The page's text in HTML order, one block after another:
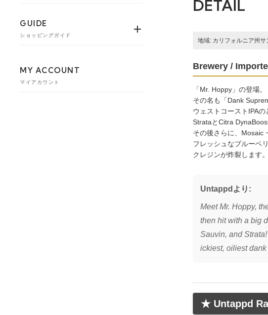
GUIDE
ショッピングガイド
MY ACCOUNT
マイアカウント
DETAIL
地域: カリフォルニア州サ
Brewery /
「Mr. Hoppy」の登場。
その名も「Dank
ウェストコーストIPA
StrataとCitra
その後さらに、Mosaic
フレッシュなブルーベ
クレジンが炸裂します。
Untappdより:
Meet Mr. Hoppy,
then hit with a big
Sauvin, and
ickiest, oiliest
★ Untappd